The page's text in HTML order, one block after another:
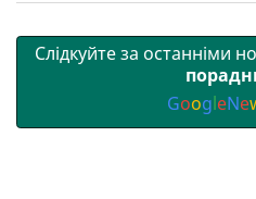
Слідкуйте за останніми
GoogleNe